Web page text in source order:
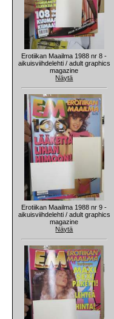
Erotiikan Maailma 1988 nr 8 -
aikuisviihdelehti / adult graphics
magazine
Näytä
Erotiikan Maailma 1988 nr 9 -
aikuisviihdelehti / adult graphics
magazine
Näytä